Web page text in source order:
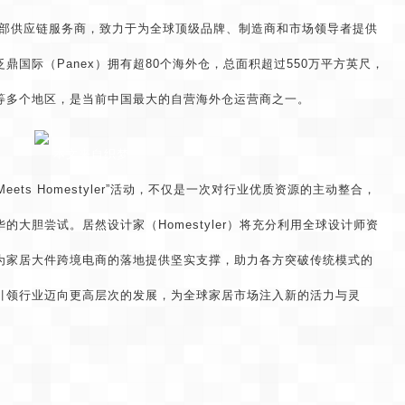
应链服务商，致力于为全球顶级品牌、制造商和市场领导者提供
国际（Panex）拥有超80个海外仓，总面积超过550万平方英尺，
个地区，是当前中国最大的自营海外仓运营商之一。
Homestyler”活动，不仅是一次对行业优质资源的主动整合，
大胆尝试。居然设计家（Homestyler）将充分利用全球设计师资
居大件跨境电商的落地提供坚实支撑，助力各方突破传统模式的
行业迈向更高层次的发展，为全球家居市场注入新的活力与灵